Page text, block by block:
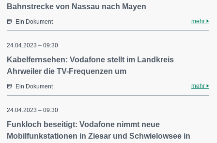
Bahnstrecke von Nassau nach Mayen
Ein Dokument mehr
24.04.2023 – 09:30
Kabelfernsehen: Vodafone stellt im Landkreis
Ahrweiler die TV-Frequenzen um
Ein Dokument mehr
24.04.2023 – 09:30
Funkloch beseitigt: Vodafone nimmt neue
Mobilfunkstationen in Ziesar und Schwielowsee in